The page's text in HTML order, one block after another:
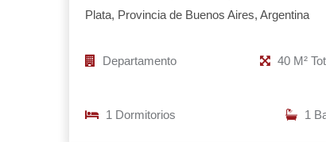
Plata, Provincia de Buenos Aires, Argentina
Departamento 40 M²
1 Dormitorios 1